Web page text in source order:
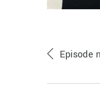
Episode